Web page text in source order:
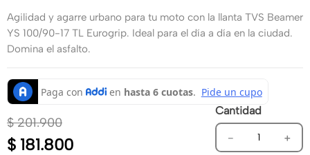
Agilidad y agarre urbano para tu moto con la llanta TVS Beamer
YS 100/90-17 TL Eurogrip. Ideal para el día a día en la ciudad.
Domina el asfalto.
$ 201.900
$ 181.800
Cantidad
＋
－